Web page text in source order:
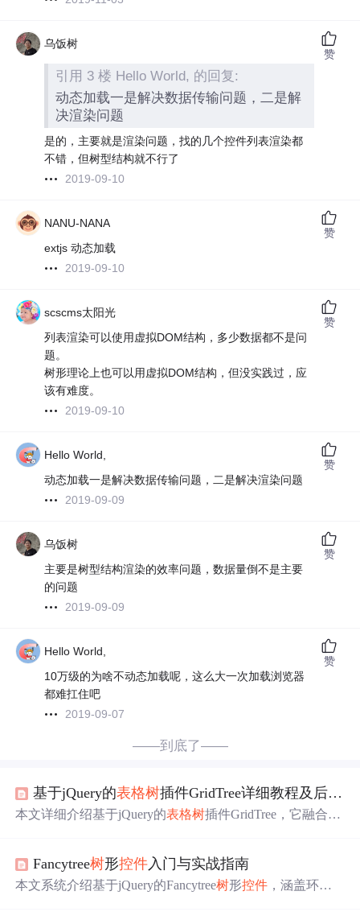
乌饭树
引用 3 楼 Hello World, 的回复:
动态加载一是解决数据传输问题，二是解
决渲染问题
是的，主要就是渲染问题，找的几个控件列表渲染都
不错，但树型结构就不行了
2019-09-10
赞
NANU-NANA
extjs 动态加载
2019-09-10
赞
scscms太阳光
列表渲染可以使用虚拟DOM结构，多少数据都不是问
题。
树形理论上也可以用虚拟DOM结构，但没实践过，应
该有难度。
2019-09-10
赞
Hello World,
动态加载一是解决数据传输问题，二是解决渲染问题
2019-09-09
赞
乌饭树
主要是树型结构渲染的效率问题，数据量倒不是主要
的问题
2019-09-09
赞
Hello World,
10万级的为啥不动态加载呢，这么大一次加载浏览器
都难扛住吧
2019-09-07
赞
——到底了——
基于jQuery的表格树插件GridTree详细教程及后台分页功能
本文详细介绍基于jQuery的表格树插件GridTree，它融合表
全选按钮功能，还探讨了数据量处理和用户交互优化等内
容，是处理复杂表格数据的有力工具。
Fancytree树形控件入门与实战指南
本文系统介绍基于jQuery的Fancytree树形控件 ，涵盖环境